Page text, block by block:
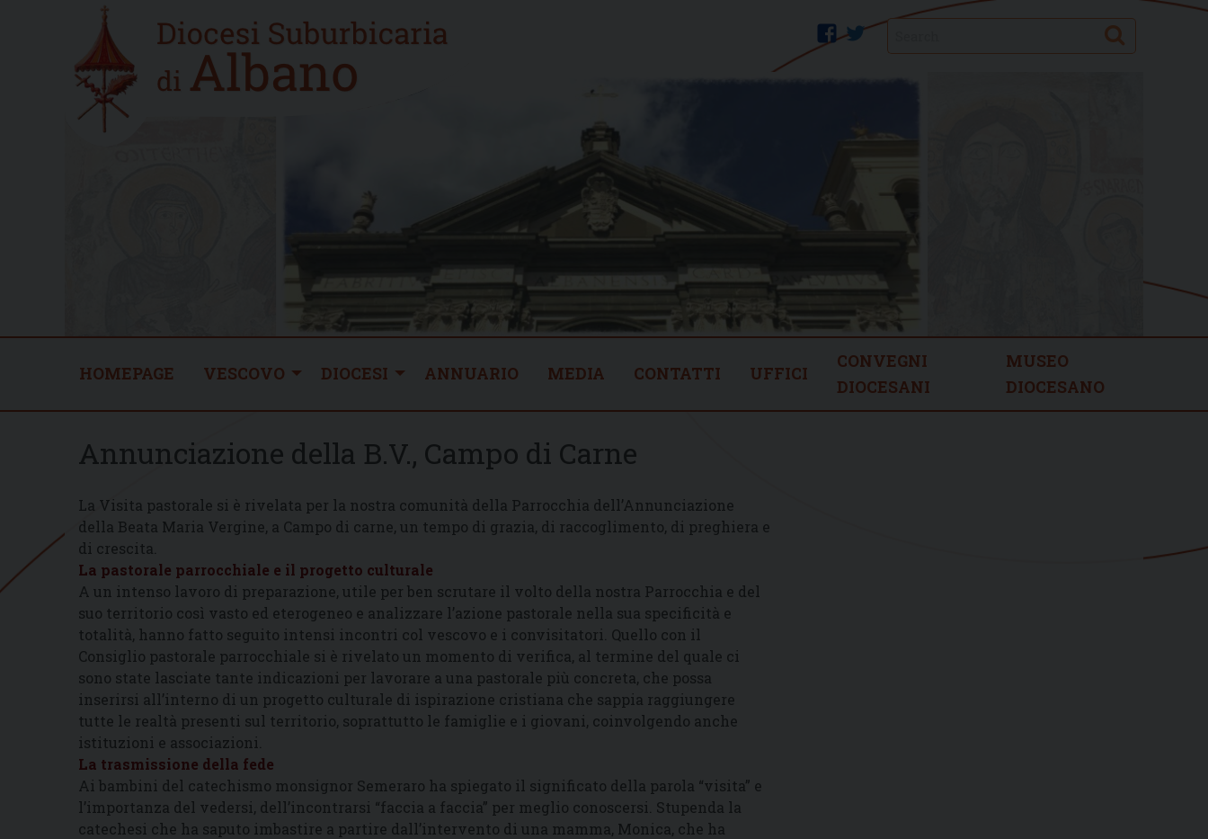
Home
new
twitter
facebook Search
HOMEPAGE VESCOVO DIOCESI ANNUARIO MEDIA CONTATTI UFFICI
CONVEGNI
DIOCESANI
MUSEO
DIOCESANO
Annunciazione della B.V., Campo di Carne
La Visita pastorale si è rivelata per la nostra comunità della Parrocchia dell’Annunciazione
della Beata Maria Vergine, a Campo di carne, un tempo di grazia, di raccoglimento, di preghiera e
di crescita.
La pastorale parrocchiale e il progetto culturale
A un intenso lavoro di preparazione, utile per ben scrutare il volto della nostra Parrocchia e del
suo territorio così vasto ed eterogeneo e analizzare l’azione pastorale nella sua specificità e
totalità, hanno fatto seguito intensi incontri col vescovo e i convisitatori. Quello con il
Consiglio pastorale parrocchiale si è rivelato un momento di verifica, al termine del quale ci
sono state lasciate tante indicazioni per lavorare a una pastorale più concreta, che possa
inserirsi all’interno di un progetto culturale di ispirazione cristiana che sappia raggiungere
tutte le realtà presenti sul territorio, soprattutto le famiglie e i giovani, coinvolgendo anche
istituzioni e associazioni.
La trasmissione della fede
Ai bambini del catechismo monsignor Semeraro ha spiegato il significato della parola “visita” e
l’importanza del vedersi, dell’incontrarsi “faccia a faccia” per meglio conoscersi. Stupenda la
catechesi che ha saputo imbastire a partire dall’intervento di una mamma, Monica, che ha